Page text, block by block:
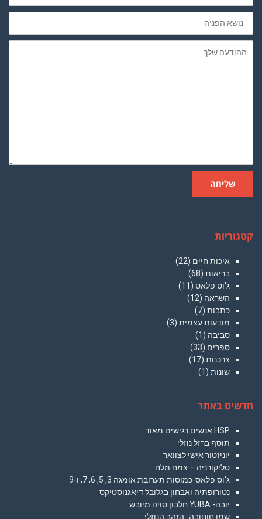
נושא
הפניה
ההודעה
שלך
שליחה
קטגוריות
איכות חיים (22)
בריאות (68)
ג'וס פלאס (11)
השראה (12)
כתבות (7)
מודעות עצמית (3)
סביבה (1)
ספרים (33)
צרכנות (17)
שונות (1)
חדשים באתר
HSP אנשים רגישים מאוד
תוסף ברזל נוזלי
יוניזטור אישי לצוואר
סליקורניה – צמח מלח
ג'וס פלאס-כמוסות תערובת אומגה 3, 5, 6, 7, ו-9
נטורופתיה ואבחון בגלובל דיאגנוסטיקס
יובה- YUBA חלבון סויה מיובש
שמן חוחובה- הזהב הנוזלי